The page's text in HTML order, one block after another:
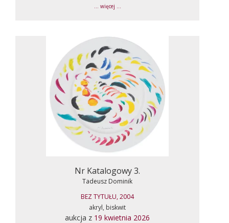
... więcej ...
Nr Katalogowy 3.
Tadeusz Dominik
BEZ TYTUŁU, 2004
akryl, biskwit
aukcja z 19 kwietnia 2026